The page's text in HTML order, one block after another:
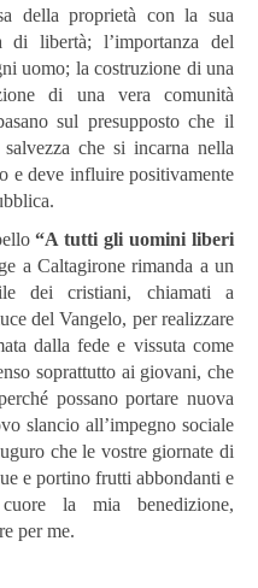
della proprietà con la sua
di libertà; l’importanza del
uomo; la costruzione di una
di una vera comunità
sul presupposto che il
che si incarna nella
e deve influire positivamente
“A tutti gli uomini liberi
a Caltagirone rimanda a un
dei cristiani, chiamati a
del Vangelo, per realizzare
dalla fede e vissuta come
soprattutto ai giovani, che
possano portare nuova
slancio all’impegno sociale
che le vostre giornate di
e portino frutti abbondanti e
la mia benedizione,
per me.